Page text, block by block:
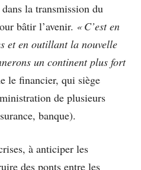
la transmission du
bâtir l’avenir. « C’est en
et en outillant la nouvelle
un continent plus fort
le financier, qui siège
de plusieurs
banque).
à anticiper les
des ponts entre les